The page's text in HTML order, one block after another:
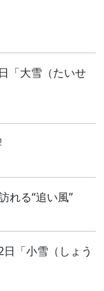
「大雪（たいせ
れる“追い風”
「小雪（しょう